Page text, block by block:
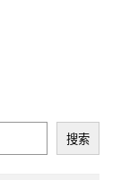
搜索